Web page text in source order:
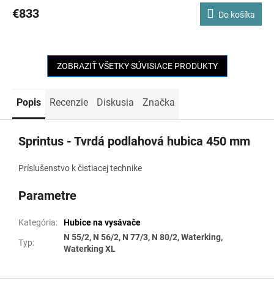
€833 Do košíka
ZOBRAZIŤ VŠETKY SÚVISIACE PRODUKTY
Popis Recenzie Diskusia Značka
Sprintus - Tvrdá podlahová hubica 450 mm
Príslušenstvo k čistiacej technike
Parametre
Kategória: Hubice na vysávače
Typ:
N 55/2, N 56/2, N 77/3, N 80/2, Waterking,
Waterking XL